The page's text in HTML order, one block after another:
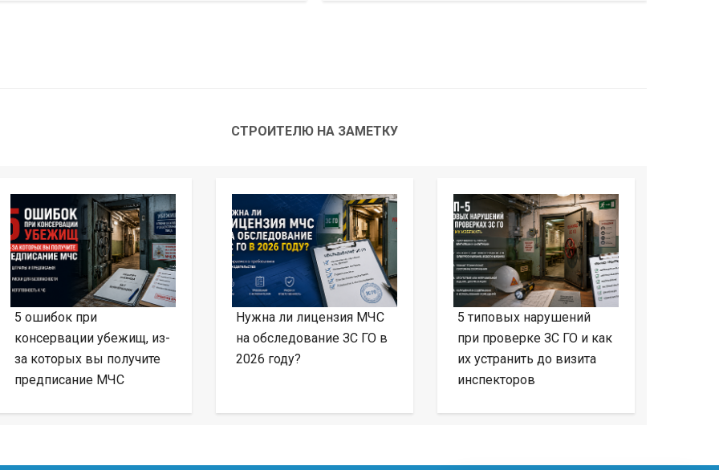
СТРОИТЕЛЮ НА ЗАМЕТКУ
5 ошибок при
консервации убежищ, из-
за которых вы получите
предписание МЧС
Нужна ли лицензия МЧС
на обследование ЗС ГО в
2026 году?
5 типовых нарушений
при проверке ЗС ГО и как
их устранить до визита
инспекторов